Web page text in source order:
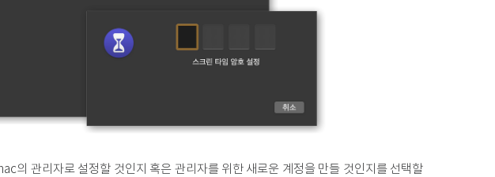
의 관리자로 설정할 것인지 혹은 관리자를 위한 새로운 계정을 만들 것인지를 선택할